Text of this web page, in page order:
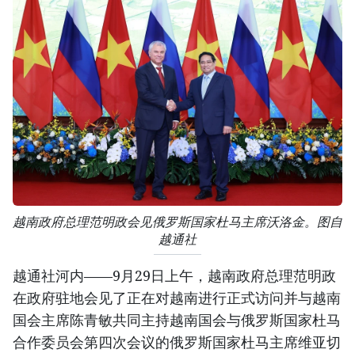
越南政府总理范明政会见俄罗斯国家杜马主席沃洛金。图自
越通社
越通社河内——9月29日上午，越南政府总理范明政
在政府驻地会见了正在对越南进行正式访问并与越南
国会主席陈青敏共同主持越南国会与俄罗斯国家杜马
合作委员会第四次会议的俄罗斯国家杜马主席维亚切